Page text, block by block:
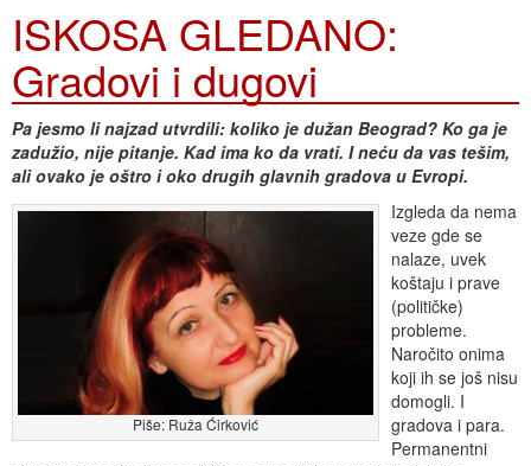
ISKOSA GLEDANO:
Gradovi i dugovi
Pa jesmo li najzad utvrdili: koliko je dužan Beograd? Ko ga je
zadužio, nije pitanje. Kad ima ko da vrati. I neću da vas tešim,
ali ovako je oštro i oko drugih glavnih gradova u Evropi.
Piše: Ruža Ćirković
Izgleda da nema
veze gde se
nalaze, uvek
koštaju i prave
(političke)
probleme.
Naročito onima
koji ih se još nisu
domogli. I
gradova i para.
Permanentni